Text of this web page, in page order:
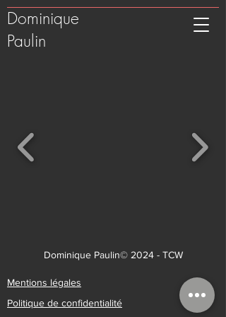
Dominique
Paulin
Dominique Paulin© 2024 - TCW
Mentions légales
Politique de confidentialité